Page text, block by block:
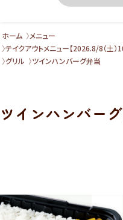
ホーム
メニュー
テイクアウトメニュー【2026.8/8（土
グリル
ツインハンバーグ弁当
ツインハンバー